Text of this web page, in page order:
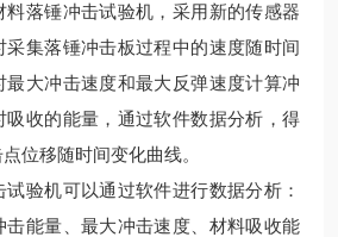
料落锤冲击试验机，采用新的传感器
采集落锤冲击板过程中的速度随时间
最大冲击速度和最大反弹速度计算冲
吸收的能量，通过软件数据分析，得
位移随时间变化曲线。
验机可以通过软件进行数据分析：
击能量、最大冲击速度、材料吸收能